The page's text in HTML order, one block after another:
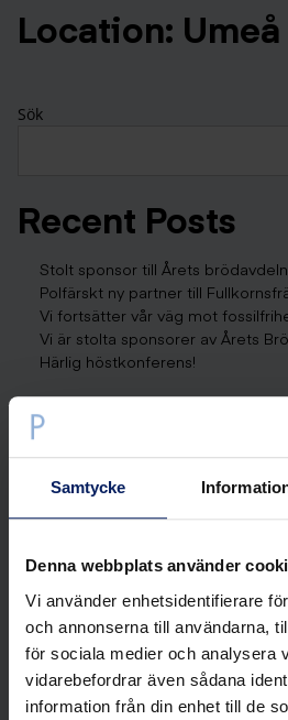
Samtycke
Denna webbplats använder
Vi använder enhetsidentifierare
och annonserna till användarna,
för sociala medier och analysera
vidarebefordrar även sådana
information från din enhet till de
Location: Umeå
Sök
Recent Posts
Stolt sponsor till Årets
Polfärskt ny partner till
Vi fortsätter vår väg mot
Vi är stolta sponsorer av Årets
Härlig höstkonferens!
Recent
Archives
februari 2026
januari 2026
oktober 2025
Categories